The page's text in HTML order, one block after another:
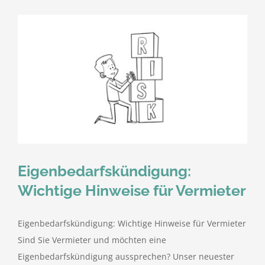
Eigenbedarfskündigung:
Wichtige Hinweise für Vermieter
Eigenbedarfskündigung: Wichtige Hinweise für Vermieter
Sind Sie Vermieter und möchten eine
Eigenbedarfskündigung aussprechen? Unser neuester